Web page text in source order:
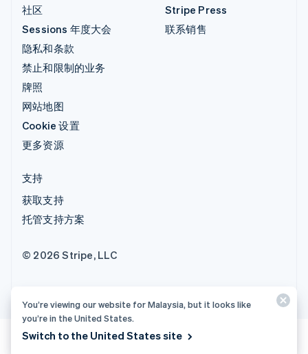
社区
Sessions 年度大会
隐私和条款
禁止和限制的业务
牌照
网站地图
Cookie 设置
更多资源
Stripe Press
联系销售
支持
获取支持
托管支持方案
© 2026 Stripe, LLC
You’re viewing our website for Malaysia, but it looks like
you’re in the United States.
Switch to the United States site